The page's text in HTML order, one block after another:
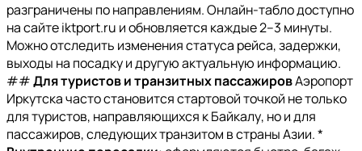
разграничены по направлениям. Онлайн-табло доступно
на сайте iktport.ru и обновляется каждые 2–3 минуты.
Можно отследить изменения статуса рейса, задержки,
выходы на посадку и другую актуальную информацию.
##Для туристов и транзитных пассажировАэропорт
Иркутска часто становится стартовой точкой не только
для туристов, направляющихся к Байкалу, но и для
пассажиров, следующих транзитом в страны Азии. *